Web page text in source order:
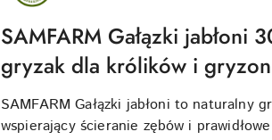
SAMFARM Gałązki jabłoni
gryzak dla królików i
SAMFARM Gałązki jabłoni to naturalny
wspierający ścieranie zębów i